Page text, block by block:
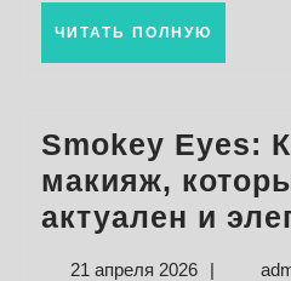
ЧИТАТЬ ПОЛНУЮ
Smokey Eyes:
макияж,
актуален и
21 апреля 202621|